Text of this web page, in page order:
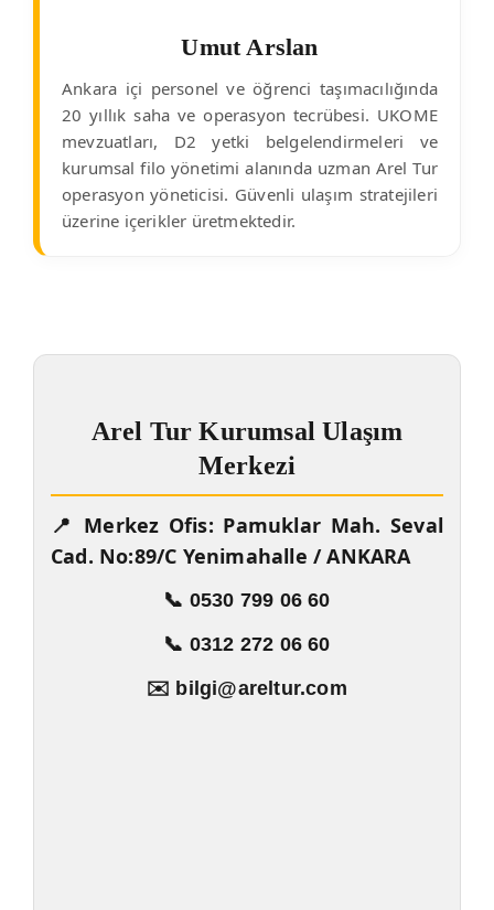
Umut Arslan
Ankara içi personel ve öğrenci taşımacılığında
20 yıllık saha ve operasyon tecrübesi. UKOME
mevzuatları, D2 yetki belgelendirmeleri ve
kurumsal filo yönetimi alanında uzman Arel Tur
operasyon yöneticisi. Güvenli ulaşım stratejileri
üzerine içerikler üretmektedir.
Arel Tur Kurumsal Ulaşım
Merkezi
📍 Merkez Ofis: Pamuklar Mah. Seval
Cad. No:89/C Yenimahalle / ANKARA
📞 0530 799 06 60
📞 0312 272 06 60
✉️ bilgi@areltur.com